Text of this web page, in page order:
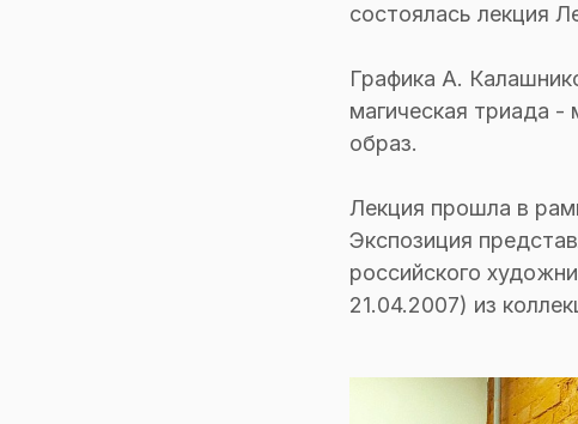
состоялась лекция
Графика А.
магическая триада
образ.
Лекция прошла в
Экспозиция
российского
21.04.2007) из